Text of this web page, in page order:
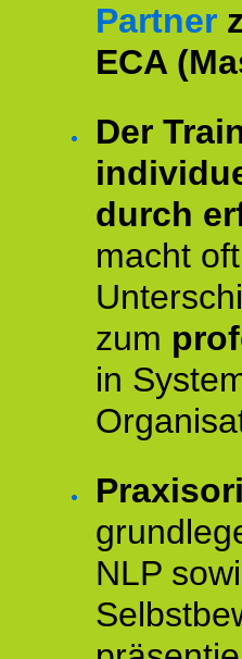
Partner
ECA
Der
durch
macht
zum
in
NLP